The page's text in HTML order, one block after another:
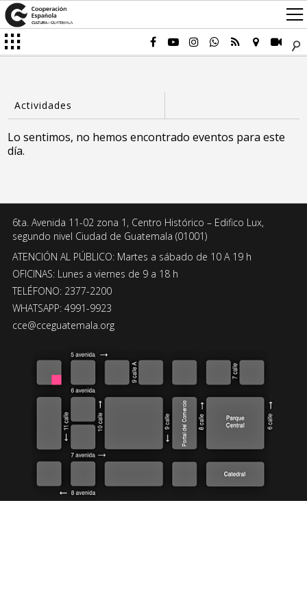
Lo sentimos, no hemos encontrado eventos para este
día.
6ta. Avenida 11-02 zona 1, Centro Histórico – Edifico Lux,
segundo nivel Ciudad de Guatemala (01001)
ATENCIÓN AL PÚBLICO: Martes a sábado de 10 A 19 h
OFICINAS: Lunes a viernes de 9 a 18 h
TELÉFONO: 2377-2200
WHATSAPP: 4991-9923
cce@cceguatemala.org